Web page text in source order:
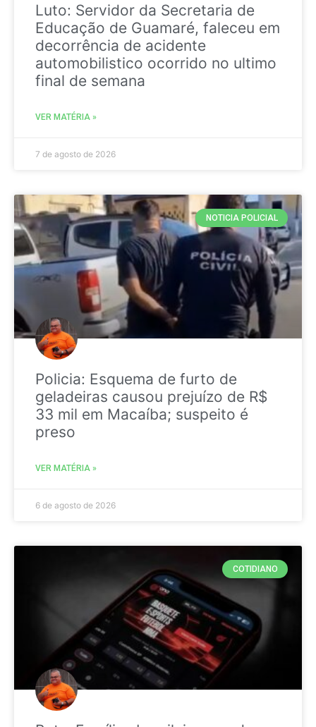
Luto: Servidor da Secretaria de
Educação de Guamaré, faleceu em
decorrência de acidente
automobilistico ocorrido no ultimo
final de semana
VER MATÉRIA »
7 de agosto de 2026
NOTICIA POLICIAL
Policia: Esquema de furto de
geladeiras causou prejuízo de R$
33 mil em Macaíba; suspeito é
preso
VER MATÉRIA »
6 de agosto de 2026
COTIDIANO